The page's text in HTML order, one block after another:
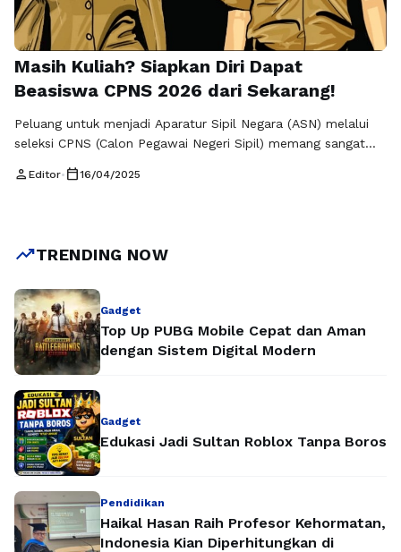
Masih Kuliah? Siapkan Diri Dapat
Beasiswa CPNS 2026 dari Sekarang!
Peluang untuk menjadi Aparatur Sipil Negara (ASN) melalui
seleksi CPNS (Calon Pegawai Negeri Sipil) memang sangat
menempuh pendidikan. Tahun 2026 akan menjadi tahun yang
person Editor• calendar_today16/04/2025
trending_upTRENDING NOW
Gadget
Top Up PUBG Mobile Cepat dan Aman
dengan Sistem Digital Modern
Gadget
Edukasi Jadi Sultan Roblox Tanpa Boros
Pendidikan
Haikal Hasan Raih Profesor Kehormatan,
Indonesia Kian Diperhitungkan di